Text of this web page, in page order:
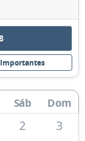
Sáb Dom
2
3